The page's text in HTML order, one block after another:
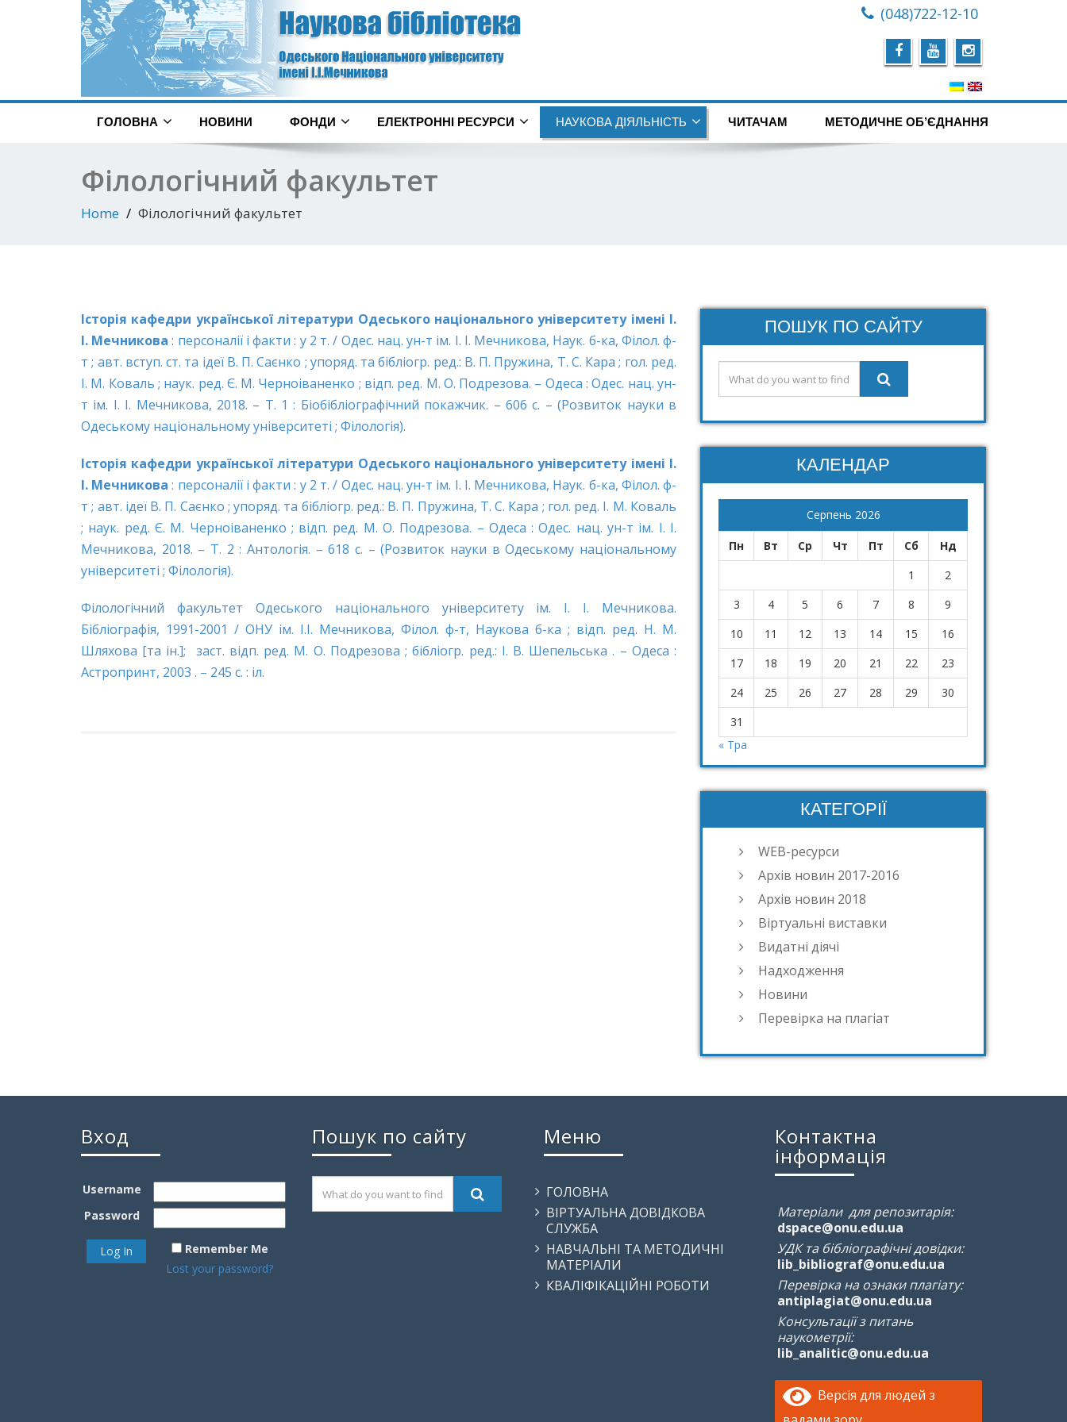
(048)722-12-10
ГОЛОВНА НОВИНИ ФОНДИ ЕЛЕКТРОННІ РЕСУРСИ НАУКОВА ДІЯЛЬНІСТЬ ЧИТАЧАМ МЕТОДИЧНЕ ОБ’ЄДНАННЯ
Філологічний факультет
Home Філологічний факультет
Історія кафедри української літератури Одеського національного університету імені І.
І. Мечникова: персоналії і факти : у 2 т. / Одес. нац. ун-т ім. І. І. Мечникова, Наук. б-ка, Філол. ф-
т ; авт. вступ. ст. та ідеї В. П. Саєнко ; упоряд. та бібліогр. ред.: В. П. Пружина, Т. С. Кара ; гол. ред.
І. М. Коваль ; наук. ред. Є. М. Черноіваненко ; відп. ред. М. О. Подрезова. – Одеса : Одес. нац. ун-
т ім. І. І. Мечникова, 2018. – Т. 1 : Біобібліографічний покажчик. – 606 с. – (Розвиток науки в
Одеському національному університеті ; Філологія).
Історія кафедри української літератури Одеського національного університету імені І.
І. Мечникова: персоналії і факти : у 2 т. / Одес. нац. ун-т ім. І. І. Мечникова, Наук. б-ка, Філол. ф-
т ; авт. ідеї В. П. Саєнко ; упоряд. та бібліогр. ред.: В. П. Пружина, Т. С. Кара ; гол. ред. І. М. Коваль
; наук. ред. Є. М. Черноіваненко ; відп. ред. М. О. Подрезова. – Одеса : Одес. нац. ун-т ім. І. І.
Мечникова, 2018. – Т. 2 : Антологія. – 618 с. – (Розвиток науки в Одеському національному
університеті ; Філологія).
Філологічний факультет Одеського національного університету ім. І. І. Мечникова.
Бібліографія, 1991-2001 / ОНУ ім. І.І. Мечникова, Філол. ф-т, Наукова б-ка ; відп. ред. Н. М.
Шляхова [та ін.]; заст. відп. ред. М. О. Подрезова ; бібліогр. ред.: І. В. Шепельська . – Одеса :
Астропринт, 2003 . – 245 с. : іл.
ПОШУК ПО САЙТУ
КАЛЕНДАР
Серпень 2026
Пн Вт Ср Чт Пт Сб
Нд
1
2
3
4 5 6 7 8
9
10
11 12 13 14 15
16
17
18 19 20 21 22
23
24
25 26 27 28 29
30
31
« Тра
КАТЕГОРІЇ
WEB-ресурси
Архів новин 2017-2016
Архів новин 2018
Віртуальні виставки
Видатні діячі
Надходження
Новини
Перевірка на плагіат
Вход
Username
Password
Remember Me
Lost your password?
Пошук по сайту Меню
ГОЛОВНА
ВІРТУАЛЬНА ДОВІДКОВА
СЛУЖБА
НАВЧАЛЬНІ ТА МЕТОДИЧНІ
МАТЕРІАЛИ
КВАЛІФІКАЦІЙНІ РОБОТИ
Контактна
інформація
Матеріали для репозитарія:
dspace@onu.edu.ua
УДК та бібліографічні довідки:
lib_bibliograf@onu.edu.ua
Перевірка на ознаки плагіату:
antiplagiat@onu.edu.ua
Консультації з питань
наукометрії:
lib_analitic@onu.edu.ua
Версія для людей з